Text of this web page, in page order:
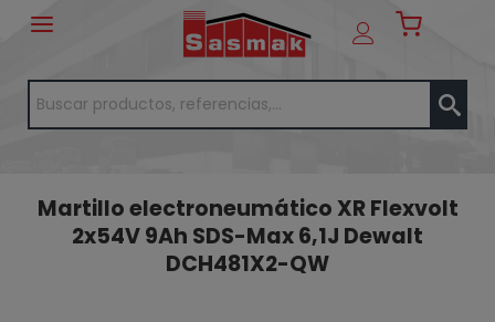
Martillo electroneumático XR Flexvolt
2x54V 9Ah SDS-Max 6,1J Dewalt
DCH481X2-QW